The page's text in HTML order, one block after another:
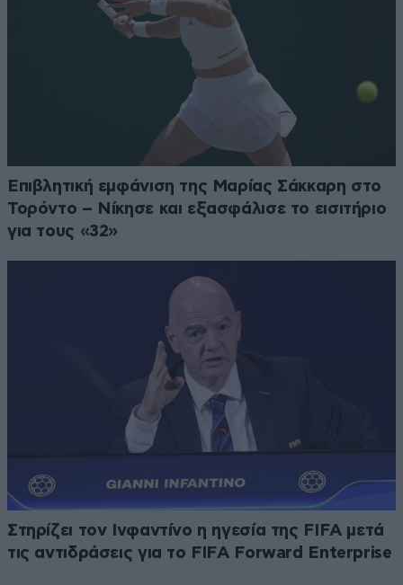
Επιβλητική εμφάνιση της Μαρίας Σάκκαρη στο
Τορόντο – Νίκησε και εξασφάλισε το εισιτήριο
για τους «32»
Στηρίζει τον Ινφαντίνο η ηγεσία της FIFA μετά
τις αντιδράσεις για το FIFA Forward Enterprise